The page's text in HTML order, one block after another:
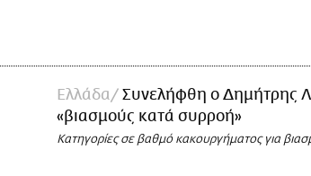
Ελλάδα
Συνελήφθη ο Δημήτρης
«βιασμούς κατά συρροή»
Κατηγορίες σε βαθμό κακουργήματος για